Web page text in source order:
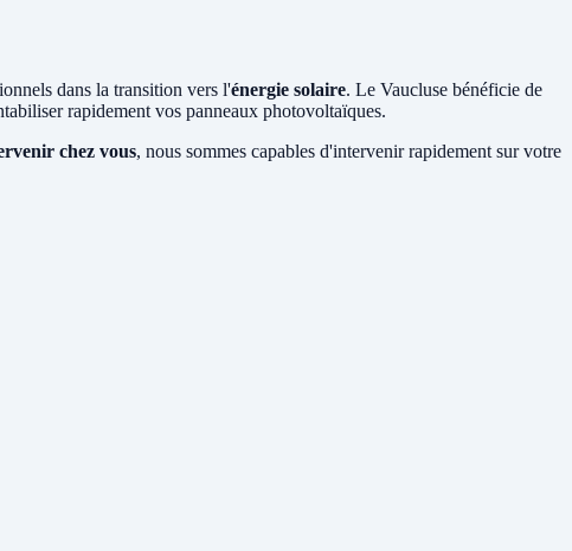
dans la transition vers l'énergie solaire. Le Vaucluse bénéficie de
rapidement vos panneaux photovoltaïques.
chez vous, nous sommes capables d'intervenir rapidement sur votre